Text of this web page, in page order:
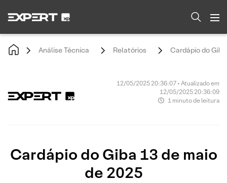
Análise Técnica Relatórios Cardápio do
12/05/2025 20:36:07 • Atualizado em
12/05/2025 20:36:09
1 minuto de leitura
Cardápio do Giba 13 de maio
de 2025